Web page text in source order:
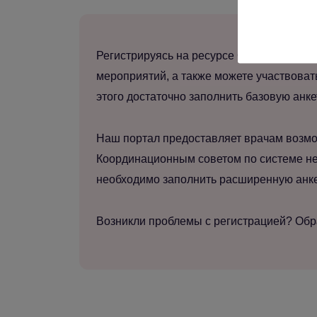
Регистрируясь на ресурсе Gynecology
мероприятий, а также можете
этого достаточно заполнить базовую
Наш портал предоставляет врачам
Координационным советом по системе
необходимо заполнить расширенную
Возникли проблемы с регистрацией?